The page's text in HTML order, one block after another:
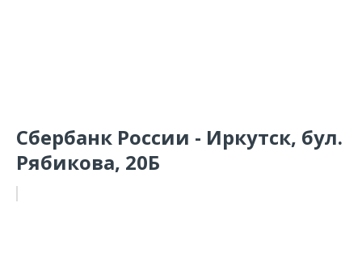
Сбербанк России - Иркутск, бул.
Рябикова, 20Б